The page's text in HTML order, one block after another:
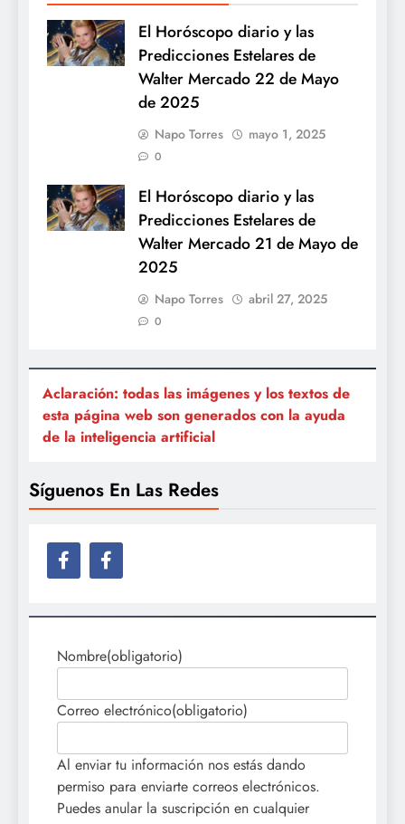
El Horóscopo diario y las
Predicciones Estelares de
Walter Mercado 22 de Mayo
de 2025
Napo Torres mayo 1, 2025
0
El Horóscopo diario y las
Predicciones Estelares de
Walter Mercado 21 de Mayo de
2025
Napo Torres abril 27, 2025
0
Aclaración: todas las imágenes y los textos de
esta página web son generados con la ayuda
de la inteligencia artificial
Síguenos En Las Redes
Nombre(obligatorio)
Correo electrónico(obligatorio)
Al enviar tu información nos estás dando
permiso para enviarte correos electrónicos.
Puedes anular la suscripción en cualquier